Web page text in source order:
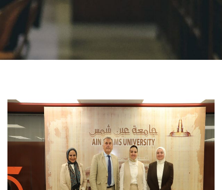
الأنظمة الذكية
الإعلام
الطلاب
هيئة التدريس
الدراسات العليا
الخريجين